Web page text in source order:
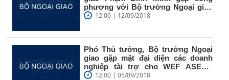
phương với Bộ trưởng Ngoại giao
và...12:00 | 12/09/2018
Phó Thủ tướng, Bộ trưởng Ngoại
giao gặp mặt đại diện các doanh
nghiệp tài trợ cho WEF ASEAN
201812:00 | 05/09/2018